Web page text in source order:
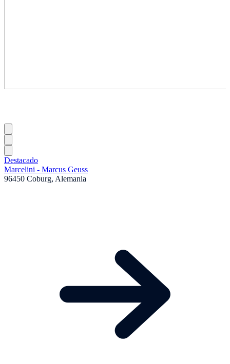
Destacado
Marcelini - Marcus Geuss
96450 Coburg, Alemania